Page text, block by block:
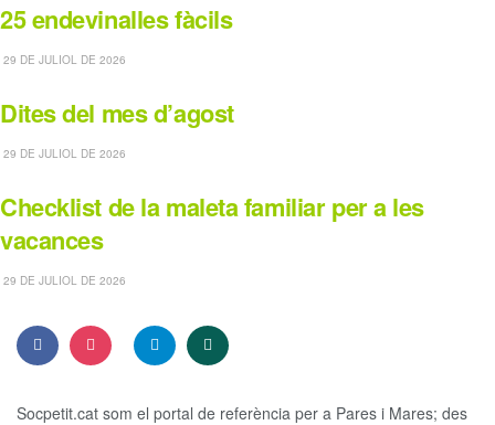
25 endevinalles fàcils
29 DE JULIOL DE 2026
Dites del mes d’agost
29 DE JULIOL DE 2026
Checklist de la maleta familiar per a les
vacances
29 DE JULIOL DE 2026
Socpetit.cat som el portal de referència per a Pares i Mares; des